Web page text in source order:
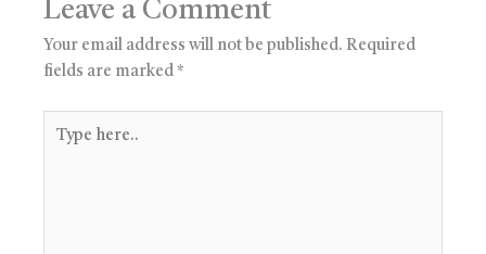
Leave a Comment
Your email address will not be published. Required
fields are marked *
here..